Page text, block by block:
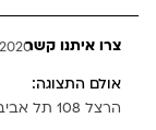
צרו איתנו קשר
אולם התצוגה:
הרצל 108 תל אביב (חניה צמודה חינם)
2020 © כל הזכויות שמורות ל-OREN110